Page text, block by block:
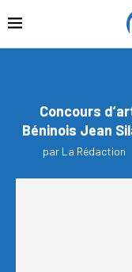
Concours
Béninois Jean
par La Rédaction